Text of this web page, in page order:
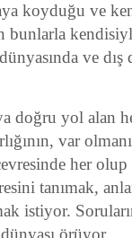
koyduğu ve
bunlarla
ve
yol alan
var
her
tanımak,
istiyor.
örüyor.